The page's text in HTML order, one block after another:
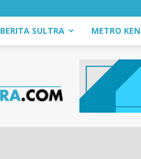
BERITA SULTRA METRO